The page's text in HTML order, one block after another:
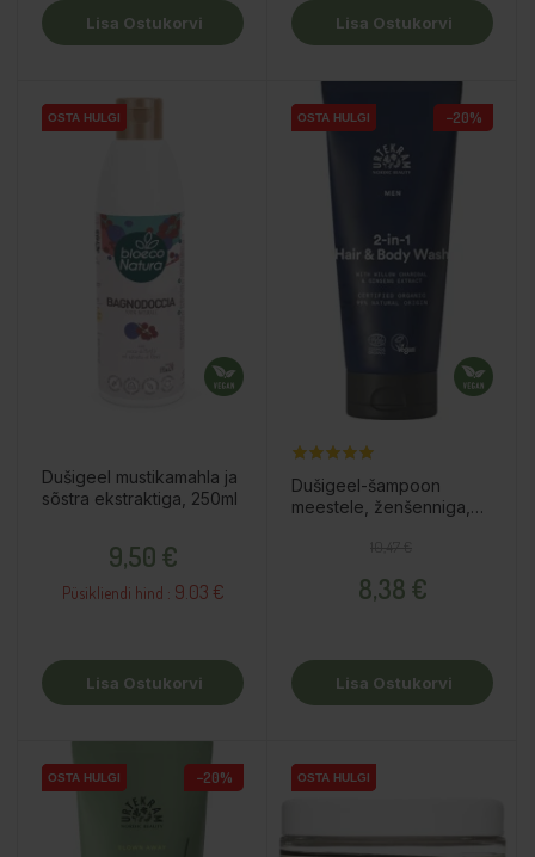
Lisa Ostukorvi Lisa Ostukorvi
OSTA HULGI
OSTA HULGI
OSTA HULGI
Dušigeel mustikamahla ja
sõstra ekstraktiga, 250ml
9,50 €
Püsikliendi hind : 9.03 €
Lisa Ostukorvi
OSTA HULGI
OSTA HULGI
OSTA HULGI −20%
Dušigeel-šampoon
meestele, ženšenniga,
8,38 €
Lisa Ostukorvi
OSTA HULGI
OSTA HULGI
OSTA HULGI −20% OSTA HULGI
OSTA HULGI
OSTA HULGI